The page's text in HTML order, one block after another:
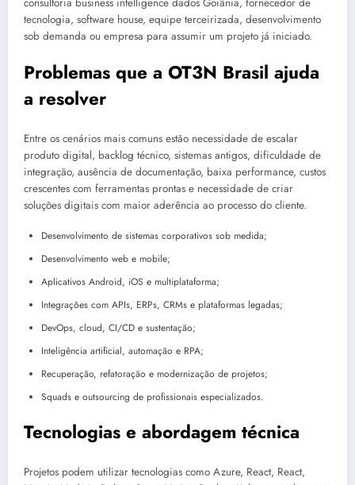
tecnologia, software house, equipe terceirizada, desenvolvimento
sob demanda ou empresa para assumir um projeto já iniciado.
Problemas que a OT3N Brasil ajuda
a resolver
Entre os cenários mais comuns estão necessidade de escalar
produto digital, backlog técnico, sistemas antigos, dificuldade de
integração, ausência de documentação, baixa performance, custos
crescentes com ferramentas prontas e necessidade de criar
soluções digitais com maior aderência ao processo do cliente.
Desenvolvimento de sistemas corporativos sob medida;
Desenvolvimento web e mobile;
Aplicativos Android, iOS e multiplataforma;
Integrações com APIs, ERPs, CRMs e plataformas legadas;
DevOps, cloud, CI/CD e sustentação;
Inteligência artificial, automação e RPA;
Recuperação, refatoração e modernização de projetos;
Squads e outsourcing de profissionais especializados.
Tecnologias e abordagem técnica
Projetos podem utilizar tecnologias como Azure, React, React,